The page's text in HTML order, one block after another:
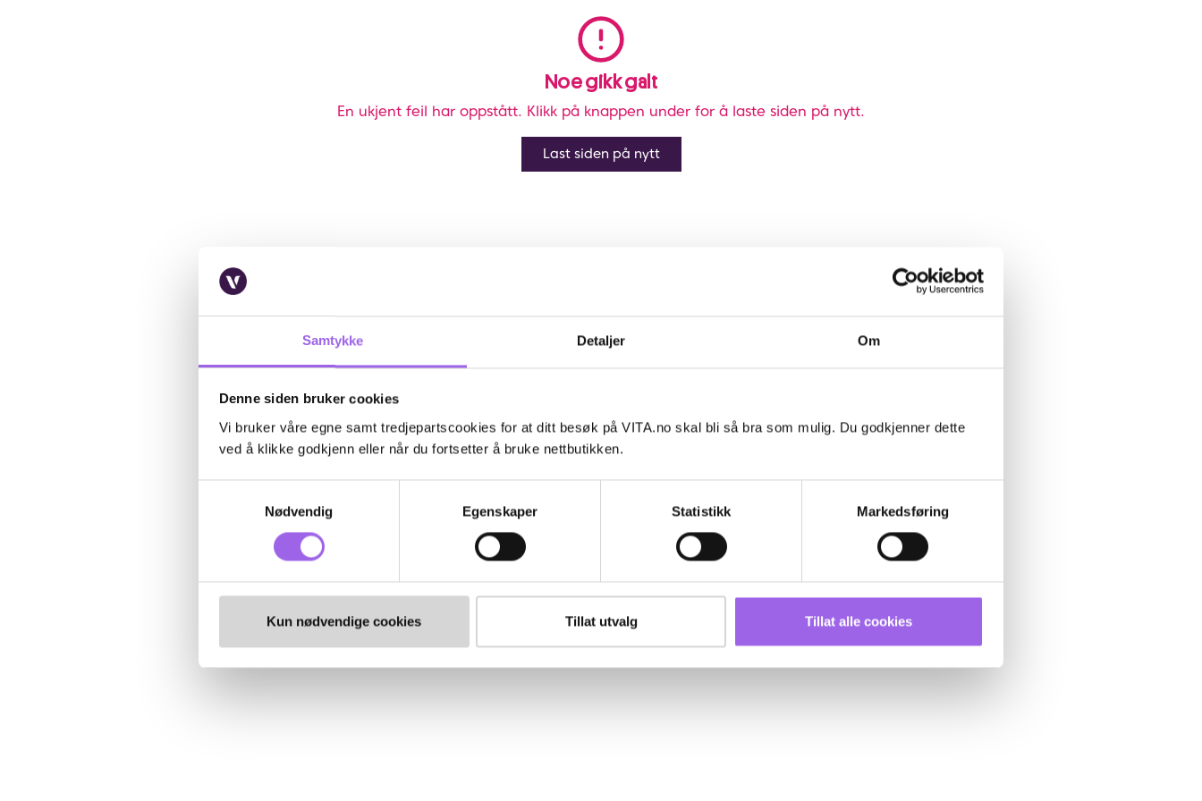
Samtykke Detaljer Om
Denne siden bruker cookies
Vi bruker våre egne samt tredjepartscookies for at ditt besøk på VITA.no skal bli så bra som mulig. Du godkjenner dette
ved å klikke godkjenn eller når du fortsetter å bruke nettbutikken.
Nødvendig
Egenskaper Statistikk Markedsføring
Kun nødvendige cookies Tillat utvalg Tillat alle cookies
Noe gikk galt
En ukjent feil har oppstått. Klikk på knappen under for å laste siden på nytt.
Last siden på nytt